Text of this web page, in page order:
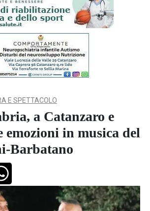
E SPETTACOLO
a Catanzaro e
emozioni in musica del
Barbatano